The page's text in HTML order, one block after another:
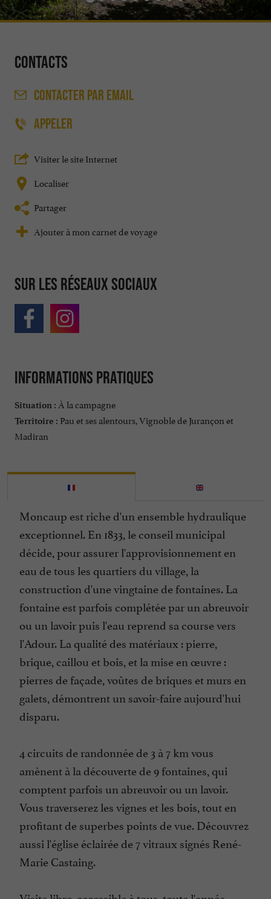
Contacts
CONTACTER PAR EMAIL
APPELER
Visiter le site Internet
Localiser
Partager
Ajouter à mon carnet de voyage
Sur les réseaux sociaux
Informations pratiques
Situation : À la campagne
Territoire : Pau et ses alentours, Vignoble de Jurançon et
Madiran
Moncaup est riche d'un ensemble hydraulique
exceptionnel. En 1833, le conseil municipal
décide, pour assurer l'approvisionnement en
eau de tous les quartiers du village, la
construction d'une vingtaine de fontaines. La
fontaine est parfois complétée par un abreuvoir
ou un lavoir puis l'eau reprend sa course vers
l'Adour. La qualité des matériaux : pierre,
brique, caillou et bois, et la mise en œuvre :
pierres de façade, voûtes de briques et murs en
galets, démontrent un savoir-faire aujourd'hui
disparu.
4 circuits de randonnée de 3 à 7 km vous
amènent à la découverte de 9 fontaines, qui
comptent parfois un abreuvoir ou un lavoir.
Vous traverserez les vignes et les bois, tout en
profitant de superbes points de vue. Découvrez
aussi l'église éclairée de 7 vitraux signés René-
Marie Castaing.